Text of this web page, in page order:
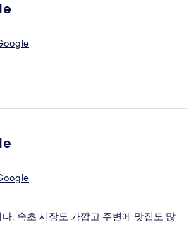
. 속초 시장도 가깝고 주변에 맛집도 많